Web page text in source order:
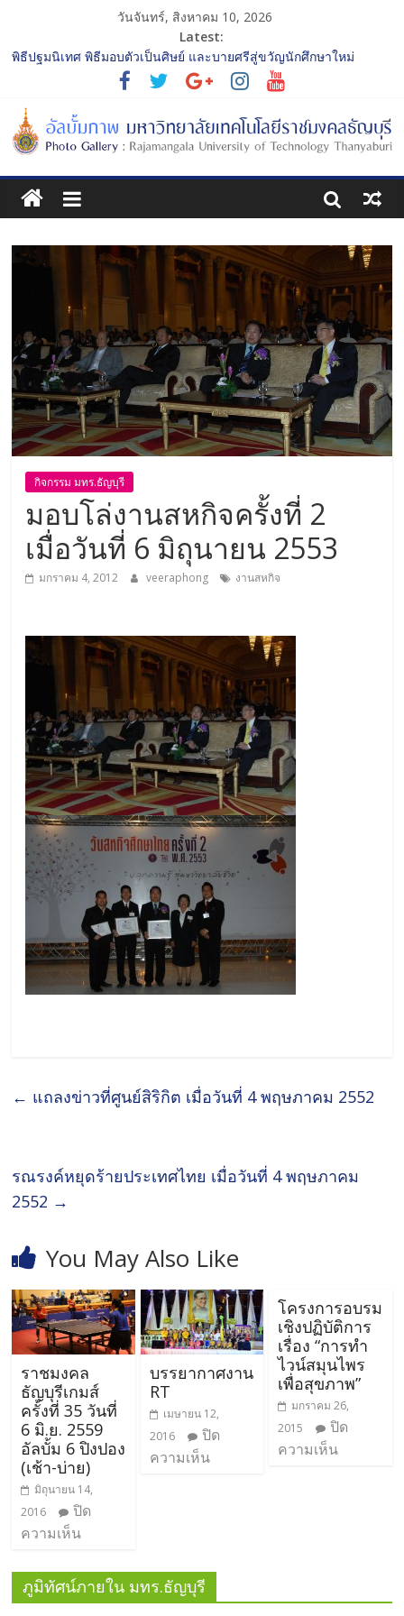
วันจันทร์, สิงหาคม 10, 2026
Latest:
พิธีปฐมนิเทศ พิธีมอบตัวเป็นศิษย์ และบายศรีสู่ขวัญนักศึกษาใหม่
ประจำปีการศึกษา 2568 รุ่นที่ 2
การประกวดทูตกิจกรรม ประจำปีการศึกษา 2568 “RMUTT Freshy
2025 Time to Nine-T”
โครงการแลกเปลี่ยนเรียนรู้บทบาทของกรรมการสภามหาวิทยาลัย
เทคโนโลยีราชมงคลธัญบุรี
รับน้องเข้าคณะศิลปกรรมศาสตร์ “โยนลูกรักษ์”
พิธีปฐมนิเทศ พิธีมอบตัวเป็นศิษย์ และบายศรีสู่ขวัญนักศึกษาใหม่
ประจำปีการศึกษา 2568 รุ่นที่ 3
กิจกรรม มทร.ธัญบุรี
มอบโล่งานสหกิจครั้งที่ 2
เมื่อวันที่ 6 มิถุนายน 2553
มกราคม 4, 2012 veeraphong งานสหกิจ
← แถลงข่าวที่ศูนย์สิริกิต เมื่อวันที่ 4 พฤษภาคม 2552
รณรงค์หยุดร้ายประเทศไทย เมื่อวันที่ 4 พฤษภาคม
2552 →
You May Also Like
ราชมงคล
ธัญบุรีเกมส์
ครั้งที่ 35 วันที่
6 มิ.ย. 2559
อัลบั้ม 6 ปิงปอง
(เช้า-บ่าย)
มิถุนายน 14,
2016
ปิด
ความเห็น
บรรยากาศงาน
RT
เมษายน 12,
2016
ปิด
ความเห็น
โครงการอบรม
เชิงปฏิบัติการ
เรื่อง “การทำ
ไวน์สมุนไพร
เพื่อสุขภาพ”
มกราคม 26,
2015
ปิด
ความเห็น
ภูมิทัศน์ภายใน มทร.ธัญบุรี